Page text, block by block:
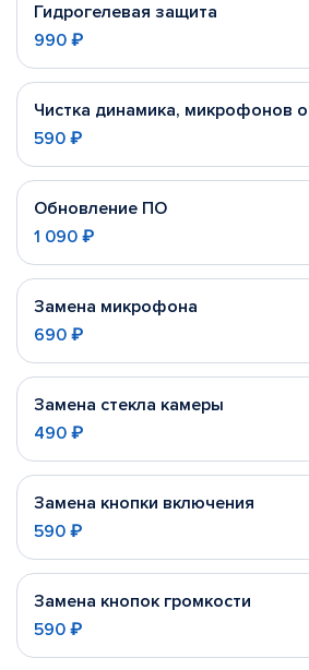
Гидрогелевая защита
990 ₽
Чистка динамика, микрофонов
590 ₽
Обновление ПО
1 090 ₽
Замена микрофона
690 ₽
Замена стекла камеры
490 ₽
Замена кнопки включения
590 ₽
Замена кнопок громкости
590 ₽